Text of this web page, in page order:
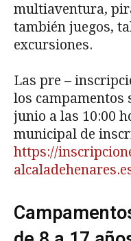
multiaventura,
también juegos,
excursiones.
Las pre –
los campamentos
junio a las 10:00
municipal de
https://